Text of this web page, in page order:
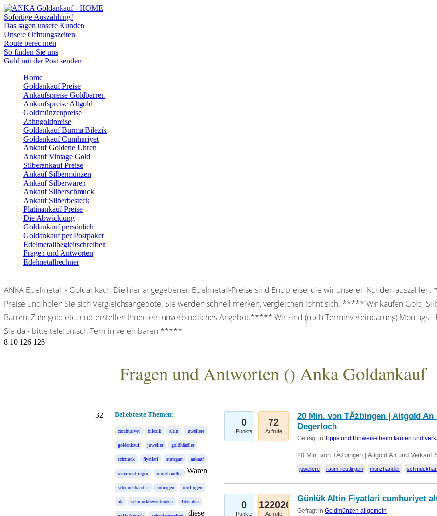
Sofortige Auszahlung!
Das sagen unsere Kunden
Unsere Öffnungszeiten
Route berechnen
So finden Sie uns
Gold mit der Post senden
Home
Goldankauf Preise
Ankaufspreise Goldbarren
Ankaufspreise Altgold
Goldmünzenpreise
Zahngoldpreise
Goldankauf Burma Bilezik
Goldankauf Cumhuriyet
Ankauf Goldene Uhren
Ankauf Vintage Gold
Silberankauf Preise
Ankauf Silbermünzen
Ankauf Silberwaren
Ankauf Silberschmuck
Ankauf Silberbesteck
Platinankauf Preise
Die Abwicklung
Goldankauf persönlich
Goldankauf per Postpaket
Edelmetallbegleitschreiben
Fragen und Antworten
Edelmetallrechner
ANKA Edelmetall - Goldankauf: Die hier angegebenen Edelmetall-Preise sind Endpreise, die wir unseren Kunden
Preise und holen Sie sich Vergleichsangebote. Sie werden schnell merken, vergleichen lohnt sich. ***** Wir kaufen Gold,
Barren, Zahngold etc. und erstellen Ihnen ein unverbindliches Angebot.***** Wir sind (nach Terminvereinbarung) Montags -
Sie da - bitte telefonisch Termin vereinbaren *****
8 10 126 126
Fragen und Antworten () Anka Goldankauf
Beliebteste Themen:
cumhuriyet bilezik altin juweliere
goldankauf juwelier goldhändler
schmuck fiyatlari stuttgart ankauf
raum-reutlingen münzhändler
schmuckhändler tübingen reutlingen
ata schmuckbewertungen 1dukaten
Waren
diese
0
Punkte
72
Aufrufe
20 Min. von TĂźbingen | Altgold
Degerloch
Gefragt in Tipps und Hinweise beim kaufen und
20 Min. von TĂźbingen | Altgold An und Verkauf
juweliere raum-reutlingen münzhändler
0
Punkte
122020
Aufrufe
Günlük Altin Fiyatlari cumhuriyet
Gefragt in Goldmünzen allgemein
32